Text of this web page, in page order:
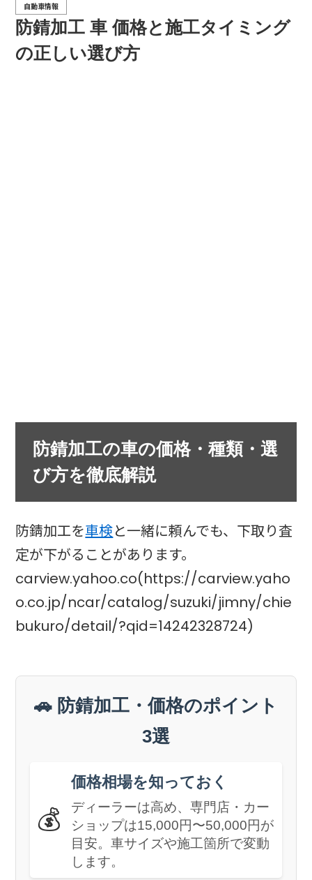
防錆加工 車 価格と施工タイミング
の正しい選び方
自動車情報
防錆加工の車の価格・種類・選
び方を徹底解説
防錆加工を車検と一緒に頼んでも、下取り査
定が下がることがあります。
carview.yahoo.co(https://carview.yaho
o.co.jp/ncar/catalog/suzuki/jimny/chie
bukuro/detail/?qid=14242328724)
🚗 防錆加工・価格のポイント
3選
💰
価格相場を知っておく
ディーラーは高め、専門店・カー
ショップは15,000円〜50,000円が
目安。車サイズや施工箇所で変動
します。